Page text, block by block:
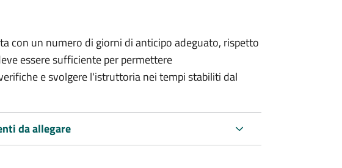
con un numero di giorni di anticipo adeguato, rispetto
essere sufficiente per permettere
e svolgere l'istruttoria nei tempi stabiliti dal
da allegare